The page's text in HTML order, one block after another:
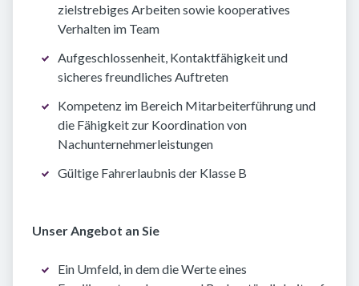
zielstrebiges Arbeiten sowie kooperatives
Verhalten im Team
Aufgeschlossenheit, Kontaktfähigkeit und
sicheres freundliches Auftreten
Kompetenz im Bereich Mitarbeiterführung und
die Fähigkeit zur Koordination von
Nachunternehmerleistungen
Gültige Fahrerlaubnis der Klasse B
Unser Angebot an Sie
Ein Umfeld, in dem die Werte eines